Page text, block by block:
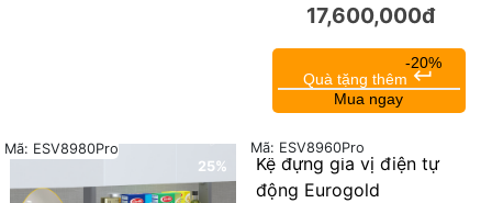
17,600,000đ
-20%
Quà tặng thêm keyboard_return
Mua ngay
25%
Mã: ESV8980Pro
Kệ đựng gia vị điện tự
động Eurogold
Mã: ESV8960Pro